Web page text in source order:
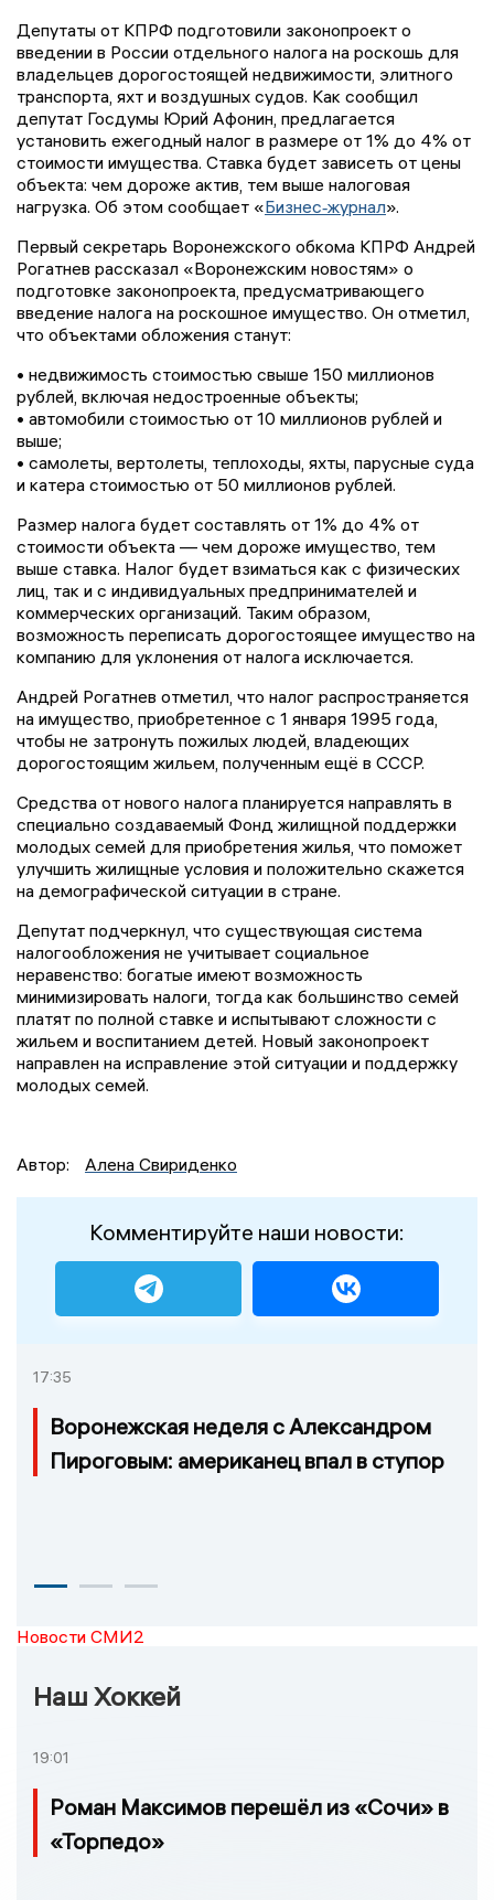
Депутаты от КПРФ подготовили законопроект о
введении в России отдельного налога на роскошь для
владельцев дорогостоящей недвижимости, элитного
транспорта, яхт и воздушных судов. Как сообщил
депутат Госдумы Юрий Афонин, предлагается
установить ежегодный налог в размере от 1% до 4% от
стоимости имущества. Ставка будет зависеть от цены
объекта: чем дороже актив, тем выше налоговая
нагрузка. Об этом сообщает «Бизнес‑журнал».
Первый секретарь Воронежского обкома КПРФ Андрей
Рогатнев рассказал «Воронежским новостям» о
подготовке законопроекта, предусматривающего
введение налога на роскошное имущество. Он отметил,
что объектами обложения станут:
• недвижимость стоимостью свыше 150 миллионов
рублей, включая недостроенные объекты;
• автомобили стоимостью от 10 миллионов рублей и
выше;
• самолеты, вертолеты, теплоходы, яхты, парусные суда
и катера стоимостью от 50 миллионов рублей.
Размер налога будет составлять от 1% до 4% от
стоимости объекта — чем дороже имущество, тем
выше ставка. Налог будет взиматься как с физических
лиц, так и с индивидуальных предпринимателей и
коммерческих организаций. Таким образом,
возможность переписать дорогостоящее имущество на
компанию для уклонения от налога исключается.
Андрей Рогатнев отметил, что налог распространяется
на имущество, приобретенное с 1 января 1995 года,
чтобы не затронуть пожилых людей, владеющих
дорогостоящим жильем, полученным ещё в СССР.
Средства от нового налога планируется направлять в
специально создаваемый Фонд жилищной поддержки
молодых семей для приобретения жилья, что поможет
улучшить жилищные условия и положительно скажется
на демографической ситуации в стране.
Депутат подчеркнул, что существующая система
налогообложения не учитывает социальное
неравенство: богатые имеют возможность
минимизировать налоги, тогда как большинство семей
платят по полной ставке и испытывают сложности с
жильем и воспитанием детей. Новый законопроект
направлен на исправление этой ситуации и поддержку
молодых семей.
Автор: Алена Свириденко
Комментируйте наши новости:
17:35
Воронежская неделя с Александром
Пироговым: американец впал в ступор
Новости СМИ2
Наш Хоккей
19:01
Роман Максимов перешёл из «Сочи» в
«Торпедо»